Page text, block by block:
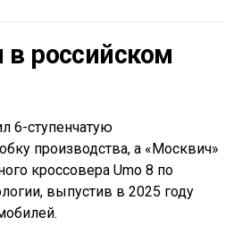
российском
6-ступенчатую
производства, а «Москвич»
кроссовера Umo 8 по
выпустив в 2025 году